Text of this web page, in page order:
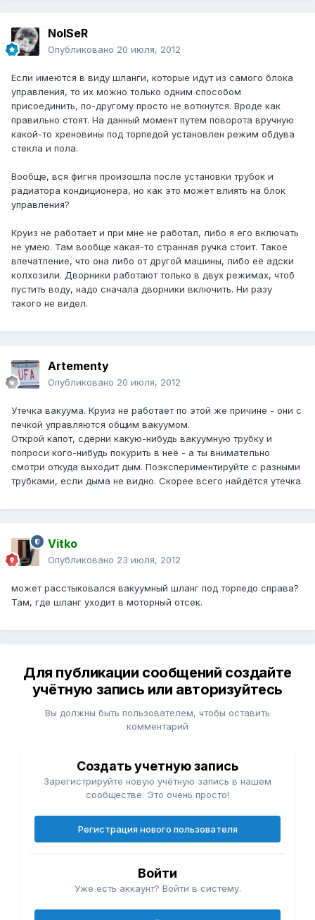
NoISeR
Опубликовано 20 июля, 2012
Если имеются в виду шланги, которые идут из самого блока
управления, то их можно только одним способом
присоединить, по-другому просто не воткнутся. Вроде как
правильно стоят. На данный момент путем поворота вручную
какой-то хреновины под торпедой установлен режим обдува
стекла и пола.
Вообще, вся фигня произошла после установки трубок и
радиатора кондиционера, но как это может влиять на блок
управления?
Круиз не работает и при мне не работал, либо я его включать
не умею. Там вообще какая-то странная ручка стоит. Такое
впечатление, что она либо от другой машины, либо её адски
колхозили. Дворники работают только в двух режимах, чтоб
пустить воду, надо сначала дворники включить. Ни разу
такого не видел.
Artementy
Опубликовано 20 июля, 2012
Утечка вакуума. Круиз не работает по этой же причине - они с
печкой управляются общим вакуумом.
Открой капот, сдёрни какую-нибудь вакуумную трубку и
попроси кого-нибудь покурить в неё - а ты внимательно
смотри откуда выходит дым. Поэкспериментируйте с разными
трубками, если дыма не видно. Скорее всего найдётся утечка.
Vitko
Опубликовано 23 июля, 2012
может расстыковался вакуумный шланг под торпедо справа?
Там, где шланг уходит в моторный отсек.
Для публикации сообщений создайте
учётную запись или авторизуйтесь
Вы должны быть пользователем, чтобы оставить
комментарий
Создать учетную запись
Зарегистрируйте новую учётную запись в нашем
сообществе. Это очень просто!
Регистрация нового пользователя
Войти
Уже есть аккаунт? Войти в систему.